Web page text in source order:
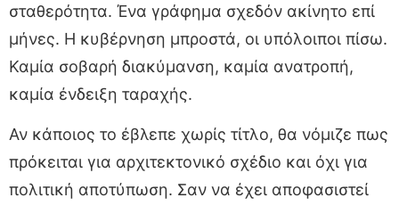
σταθερότητα. Ένα γράφημα σχεδόν ακίνητο επί
μήνες. Η κυβέρνηση μπροστά, οι υπόλοιποι πίσω.
Καμία σοβαρή διακύμανση, καμία ανατροπή,
καμία ένδειξη ταραχής.
Αν κάποιος το έβλεπε χωρίς τίτλο, θα νόμιζε πως
πρόκειται για αρχιτεκτονικό σχέδιο και όχι για
πολιτική αποτύπωση. Σαν να έχει αποφασιστεί